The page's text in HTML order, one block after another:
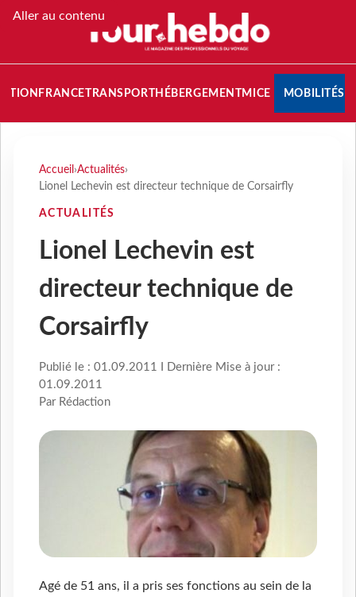
Aller au contenu
FRANCETRANSPORT HÉBERGEMENTMICE MOBILITÉS
Accueil ›Actualités›
Lionel Lechevin est directeur technique de Corsairfly
ACTUALITÉS
Lionel Lechevin est
directeur technique de
Corsairfly
Publié le : 01.09.2011 I Dernière Mise à jour :
01.09.2011
Par Rédaction
Agé de 51 ans, il a pris ses fonctions au sein de la